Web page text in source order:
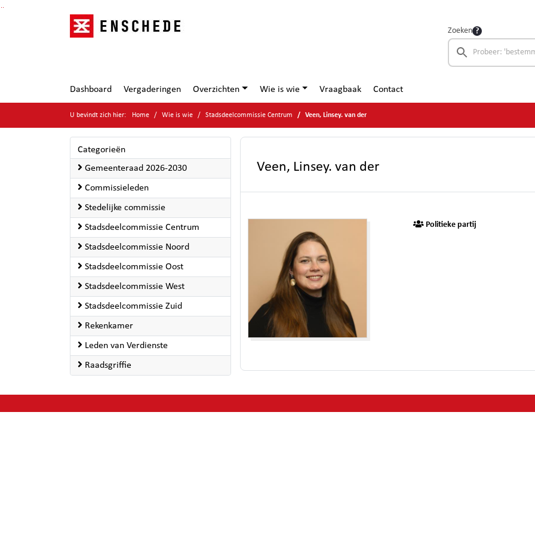
Ga naar de inhoud van deze pagina
Ga naar het zoeken
Ga naar het menu
Zoeken
Dashboard Vergaderingen Overzichten Wie is wie Vraagbaak Contact
U bevindt zich hier: Home Wie is wie Stadsdeelcommissie Centrum Veen, Linsey. van der
Categorieën
Gemeenteraad 2026-2030
Commissieleden
Stedelijke commissie
Stadsdeelcommissie Centrum
Stadsdeelcommissie Noord
Stadsdeelcommissie Oost
Stadsdeelcommissie West
Stadsdeelcommissie Zuid
Rekenkamer
Leden van Verdienste
Raadsgriffie
Veen, Linsey. van der
Politieke partij